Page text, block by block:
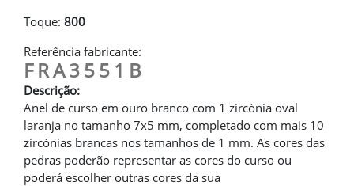
Toque: 800
Referência fabricante:
FRA3551B
Descrição:
Anel de curso em ouro branco com 1 zircónia oval
laranja no tamanho 7x5 mm, completado com mais 10
zircónias brancas nos tamanhos de 1 mm. As cores das
pedras poderão representar as cores do curso ou
poderá escolher outras cores da sua